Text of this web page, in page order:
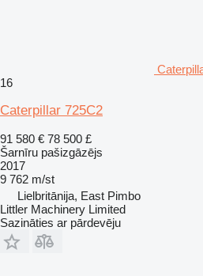
16
Caterpillar 725C2
91 580 € 78 500 £
Šarnīru pašizgāzējs
2017
9 762 m/st
Lielbritānija, East Pimbo
Littler Machinery Limited
Sazināties ar pārdevēju